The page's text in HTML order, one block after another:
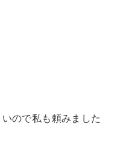
ので私も頼みました